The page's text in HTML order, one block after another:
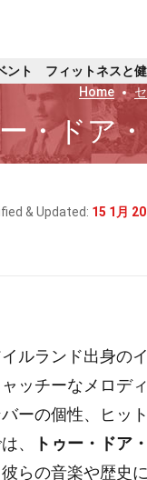
ント フィットネスと
Home
・ドア
& Updated: 15 1月
ルランド出身の
ッチーなメロデ
ーの個性、ヒッ
、
トゥー・ドア
らの音楽や歴史